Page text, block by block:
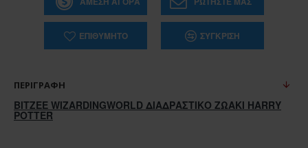
ΕΠΙΘΥΜΗΤΌ ΣΎΓΚΡΙΣΗ
ΠΕΡΙΓΡΑΦΉ
BITZEE WIZARDINGWORLD ΔΙΑΔΡΑΣΤΙΚΟ ΖΩΑΚΙ HARRY
POTTER